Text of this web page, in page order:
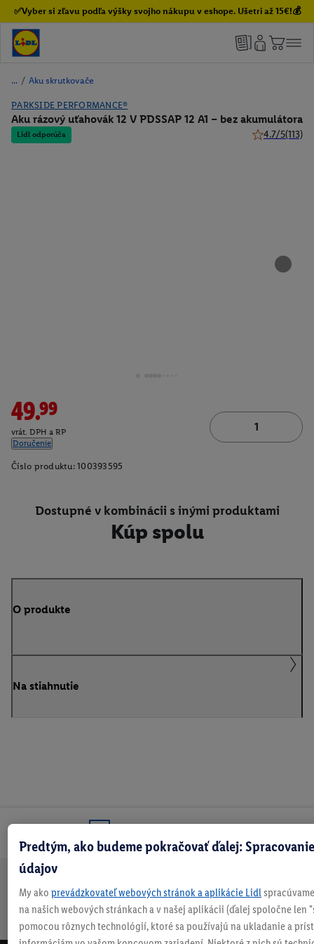
✅Vyber si zľavu podľa výšky svojho nákupu v eshope. Ušetri až 15€!💰
/ Aku skrutkovače
PARKSIDE PERFORMANCE®
Aku rázový uťahovák 12 V PDSSAP 12 A1 – bez akumulátora
Lidl odporúča 4.7/5(113)
49.99
vrát. DPH a RP
Doručenie
Číslo produktu: 100393595
Dostupné v kombinácii s inými produktami
Kúp spolu
O produkte
Na stiahnutie
Doprava
zadarmo
30 dní na
vrátenie
Vrátenie
zadarmo
Každý
týždeň
niečo nové
Bezpečný nákup
Predtým, ako budeme pokračovať ďalej:
údajov
My ako prevádzkovateľ webových stránok a aplikácie Lidl
na našich webových stránkach a v našej aplikácii (ďalej spoločne len
pomocou rôznych technológií, ktoré sa používajú na ukladanie a